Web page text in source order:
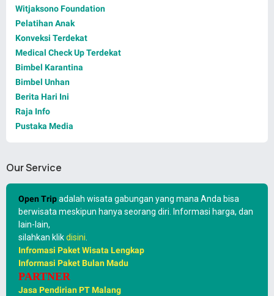
Witjaksono Foundation
Pelatihan Anak
Konveksi Terdekat
Medical Check Up Terdekat
Bimbel Karantina
Bimbel Unhan
Berita Hari Ini
Raja Info
Pustaka Media
Our Service
Open Tripadalah wisata gabungan yang mana Anda bisa
berwisata meskipun hanya seorang diri. Informasi harga, dan
lain-lain,
silahkan klikdisini.
Infromasi Paket Wisata Lengkap
Informasi Paket Bulan Madu
PARTNER
Jasa Pendirian PT Malang